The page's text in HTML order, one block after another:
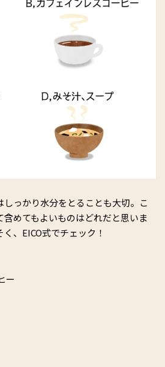
気づいたらみるみる10kgヤセました』
かった人たちが“おデブ習慣"に気づい
したPREMIUM』『Diet Note』『ダイ
しないヤセ習慣200』など累計65万部
しっかり水分をとることも大切。こ
めてもよいものはどれだと思いま
、EICO式でチェック！
ー